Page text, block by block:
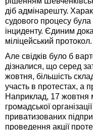
діб адмінарешту.
судового процесу була
інциденту. Єдиним
міліцейський протокол.
Але свідків було б
дізналися, що серед
жовтня, більшість
участь в протестах, а
Наприклад, 17 жовтня
громадської
приватизованих
проведення акції